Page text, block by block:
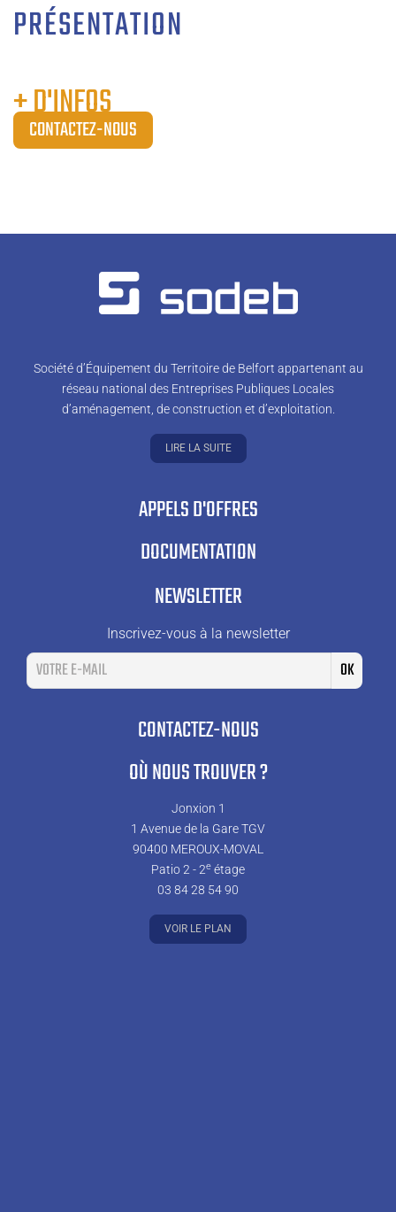
PRÉSENTATION
+ D'INFOS
CONTACTEZ-NOUS
Société d’Équipement du Territoire de Belfort appartenant au
réseau national des Entreprises Publiques Locales
d’aménagement, de construction et d’exploitation.
LIRE LA SUITE
APPELS D'OFFRES
DOCUMENTATION
NEWSLETTER
Inscrivez-vous à la newsletter
CONTACTEZ-NOUS
OÙ NOUS TROUVER ?
Jonxion 1
1 Avenue de la Gare TGV
90400 MEROUX-MOVAL
Patio 2 - 2e étage
03 84 28 54 90
VOIR LE PLAN